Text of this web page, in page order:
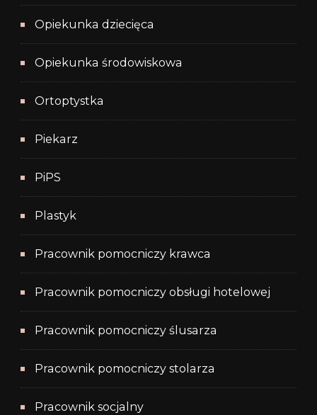
Opiekunka dziecięca
Opiekunka środowiskowa
Ortoptystka
Piekarz
PiPS
Plastyk
Pracownik pomocniczy krawca
Pracownik pomocniczy obsługi hotelowej
Pracownik pomocniczy ślusarza
Pracownik pomocniczy stolarza
Pracownik socjalny